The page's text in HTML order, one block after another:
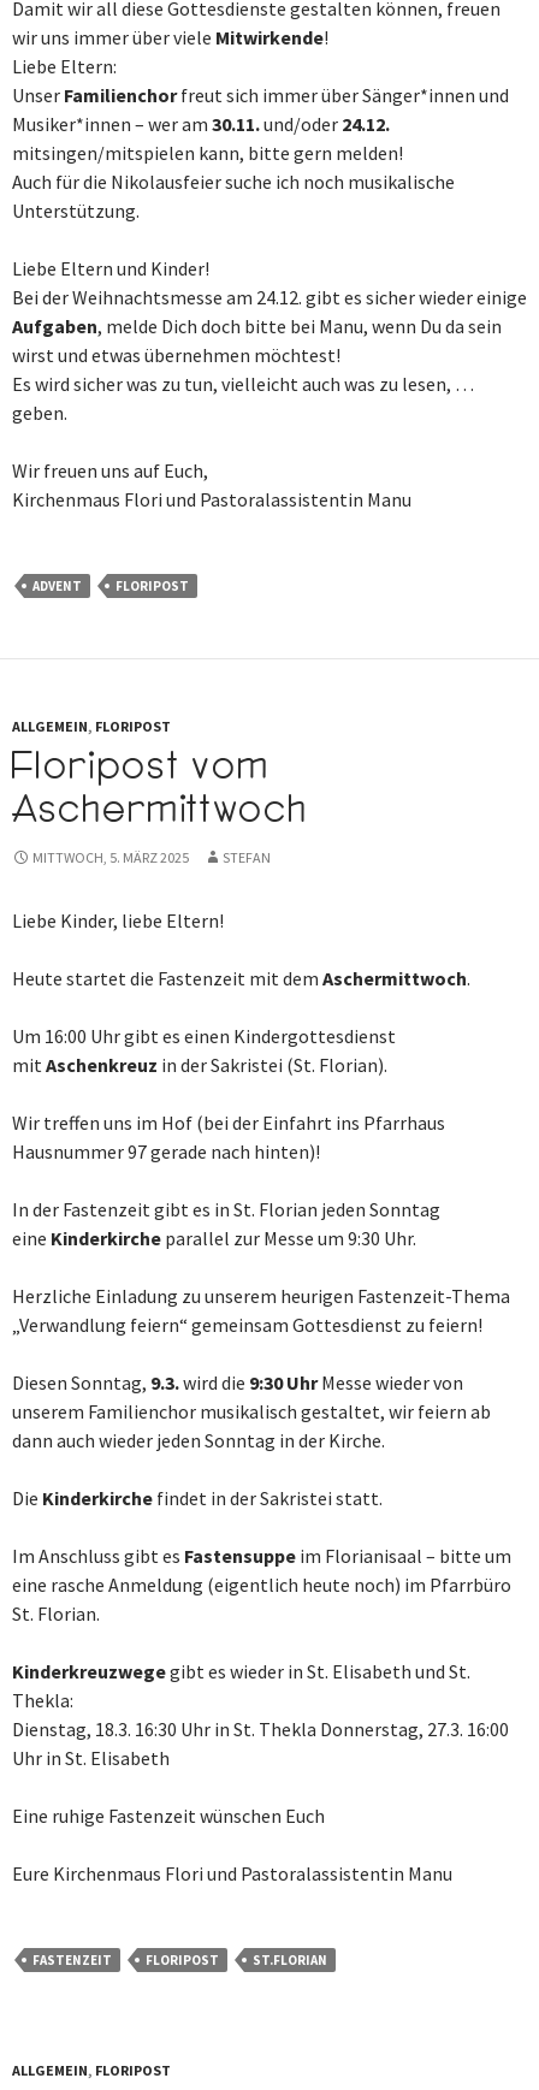
Damit wir all diese Gottesdienste gestalten können, freuen
wir uns immer über viele Mitwirkende!
Liebe Eltern:
Unser Familienchorfreut sich immer über Sänger*innen und
Musiker*innen – wer am 30.11.und/oder 24.12.
mitsingen/mitspielen kann, bitte gern melden!
Auch für die Nikolausfeier suche ich noch musikalische
Unterstützung.
Liebe Eltern und Kinder!
Bei der Weihnachtsmesse am 24.12. gibt es sicher wieder einige
Aufgaben, melde Dich doch bitte bei Manu, wenn Du da sein
wirst und etwas übernehmen möchtest!
Es wird sicher was zu tun, vielleicht auch was zu lesen, …
geben.
Wir freuen uns auf Euch,
Kirchenmaus Flori und Pastoralassistentin Manu
ADVENT FLORIPOST
ALLGEMEIN, FLORIPOST
Floripost vom
Aschermittwoch
MITTWOCH, 5. MÄRZ 2025 STEFAN
Liebe Kinder, liebe Eltern!
Heute startet die Fastenzeit mit dem Aschermittwoch.
Um 16:00 Uhr gibt es einen Kindergottesdienst
mitAschenkreuz in der Sakristei (St. Florian).
Wir treffen uns im Hof (bei der Einfahrt ins Pfarrhaus
Hausnummer 97 gerade nach hinten)!
In der Fastenzeit gibt es in St. Florian jeden Sonntag
eine Kinderkirche parallel zur Messe um 9:30 Uhr.
Herzliche Einladung zu unserem heurigen Fastenzeit-Thema
„Verwandlung feiern“ gemeinsam Gottesdienst zu feiern!
Diesen Sonntag, 9.3.wird die 9:30 UhrMesse wieder von
unserem Familienchor musikalisch gestaltet, wir feiern ab
dann auch wieder jeden Sonntag in der Kirche.
Die Kinderkirche findet in der Sakristei statt.
Im Anschluss gibt es Fastensuppe im Florianisaal – bitte um
eine rasche Anmeldung (eigentlich heute noch) im Pfarrbüro
St. Florian.
Kinderkreuzwegegibt es wieder in St. Elisabeth und St.
Thekla:
Dienstag, 18.3. 16:30 Uhr in St. Thekla Donnerstag, 27.3. 16:00
Uhr in St. Elisabeth
Eine ruhige Fastenzeit wünschen Euch
Eure Kirchenmaus Flori und Pastoralassistentin Manu
FASTENZEIT FLORIPOST ST.FLORIAN
ALLGEMEIN, FLORIPOST